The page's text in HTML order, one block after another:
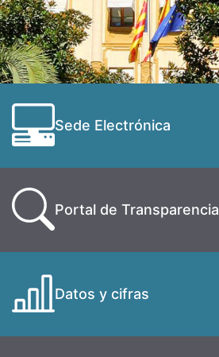
Sede Electrónica
Portal de Transparencia
Datos y cifras